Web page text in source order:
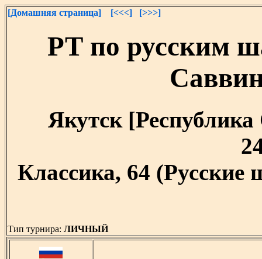
[Домашняя страница] [<<<] [>>>]
РТ по русским
Якутск
Классика, 64
Тип турнира: ЛИЧНЫЙ